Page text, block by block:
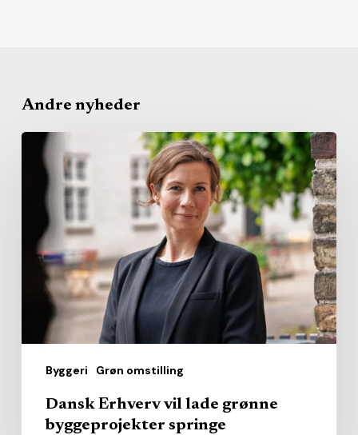
Andre nyheder
Byggeri Grøn omstilling
Dansk
Erhverv
grønne
byggeprojekter
springe
kommunernes
Dansk Erhverv vil lade grønne
byggeprojekter springe